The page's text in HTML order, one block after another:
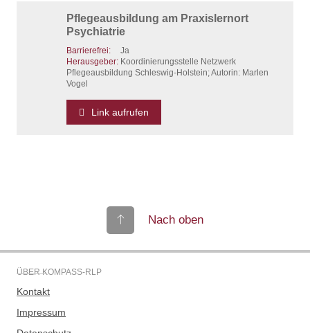
Pflegeausbildung am Praxislernort
Psychiatrie
Barrierefrei:
Ja
Herausgeber: Koordinierungsstelle Netzwerk
Pflegeausbildung Schleswig-Holstein; Autorin: Marlen
Vogel
Link aufrufen
Nach oben
ÜBER KOMPASS-RLP
Kontakt
Impressum